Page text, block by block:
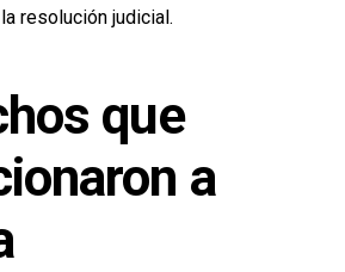
resolución judicial.
que
a